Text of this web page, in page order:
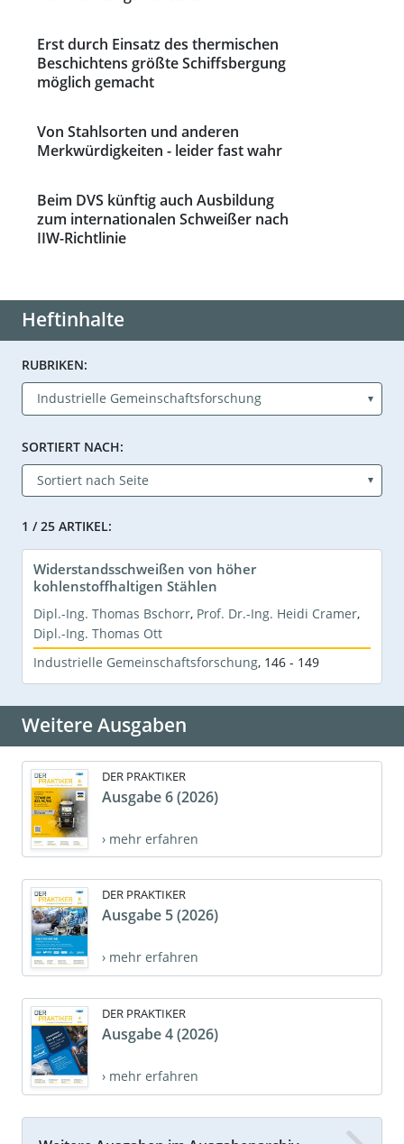
Erst durch Einsatz des thermischen
Beschichtens größte Schiffsbergung
möglich gemacht
Von Stahlsorten und anderen
Merkwürdigkeiten - leider fast wahr
Beim DVS künftig auch Ausbildung
zum internationalen Schweißer nach
IIW-Richtlinie
Heftinhalte
RUBRIKEN:
SORTIERT NACH:
1 / 25 ARTIKEL:
Widerstandsschweißen von höher
kohlenstoffhaltigen Stählen
Dipl.-Ing. Thomas Bschorr, Prof. Dr.-Ing. Heidi Cramer,
Dipl.-Ing. Thomas Ott
Industrielle Gemeinschaftsforschung, 146 - 149
Weitere Ausgaben
DER PRAKTIKER
Ausgabe 6 (2026)
› mehr erfahren
DER PRAKTIKER
Ausgabe 5 (2026)
› mehr erfahren
DER PRAKTIKER
Ausgabe 4 (2026)
› mehr erfahren